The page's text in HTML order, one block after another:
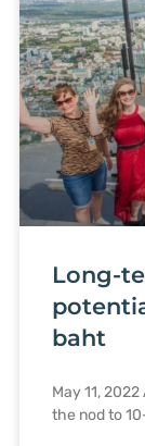
Long-
baht
May 11,
the nod to